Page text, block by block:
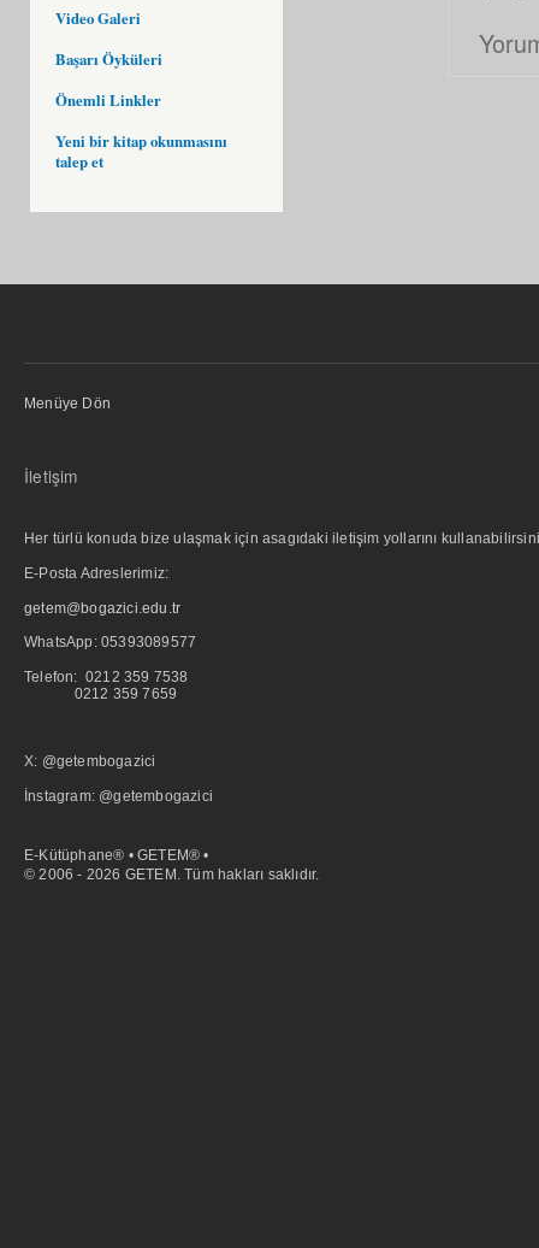
Video Galeri
Başarı Öyküleri
Önemli Linkler
Yeni bir kitap okunmasını
talep et
Menüye Dön
İletişim
Her türlü konuda bize ulaşmak için asagıdaki iletişim yollarını
E-Posta Adreslerimiz:
getem@bogazici.edu.tr
WhatsApp: 05393089577
Telefon: 0212 359 7538
0212 359 7659
X: @getembogazici
İnstagram: @getembogazici
E-Kütüphane® • GETEM® •
© 2006 - 2026 GETEM. Tüm hakları saklıdır.